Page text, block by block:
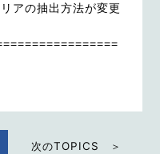
アの抽出方法が変更
次のTOPICS ＞